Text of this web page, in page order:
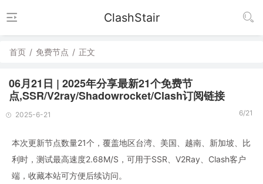
ClashStair
首页 / 免费节点 / 正文
06月21日 | 2025年分享最新21个免费节
点,SSR/V2ray/Shadowrocket/Clash订阅链接
2025-6-21 6/21
本次更新节点数量21个，覆盖地区台湾、美国、越南、新加坡、比
利时，测试最高速度2.68M/S，可用于SSR、V2Ray、Clash客户
端，收藏本站可方便后续访问。